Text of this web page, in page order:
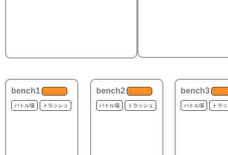
bench1
バトル場 トラッシュ
bench2
バトル場 トラッシュ
bench3
バトル場 トラ